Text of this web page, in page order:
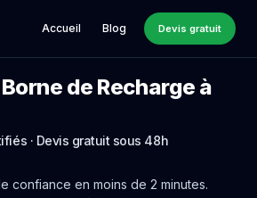
Accueil Blog Devis gratuit
de Recharge à
· Devis gratuit sous 48h
confiance en moins de 2 minutes.